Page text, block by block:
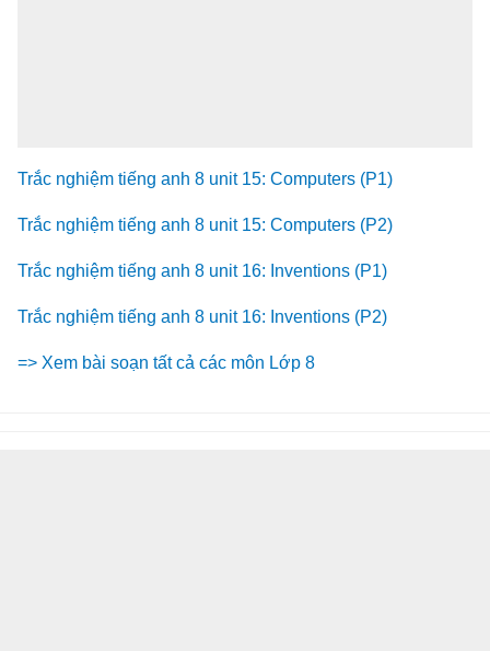
Trắc nghiệm tiếng anh 8 unit 15: Computers (P1)
Trắc nghiệm tiếng anh 8 unit 15: Computers (P2)
Trắc nghiệm tiếng anh 8 unit 16: Inventions (P1)
Trắc nghiệm tiếng anh 8 unit 16: Inventions (P2)
=> Xem bài soạn tất cả các môn Lớp 8